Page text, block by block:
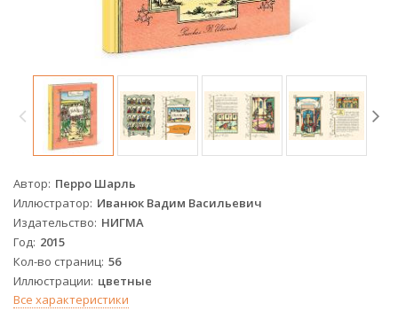
Автор Перро Шарль
Иллюстратор Иванюк Вадим Васильевич
Издательство НИГМА
Год 2015
Кол-во страниц 56
Иллюстрации цветные
Все характеристики